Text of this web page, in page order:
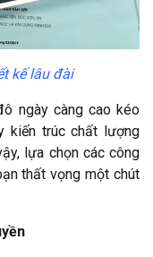
kế lâu đài
ngày càng cao kéo
kiến trúc chất lượng
lựa chọn các công
thất vọng một chút